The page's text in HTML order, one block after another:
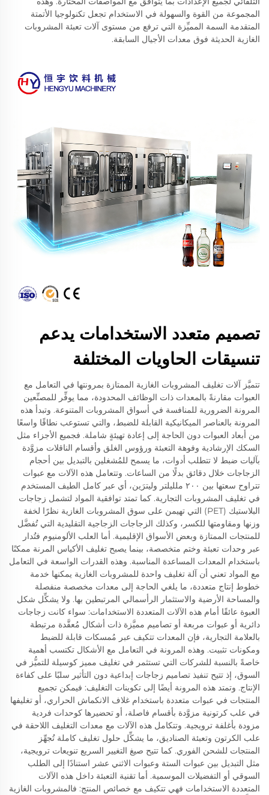
المجموعة من القوة والسهولة في الاستخدام تجعل تكنولوجيا الأتمتة
المتقدمة السمة المميِّزة التي ترفع من مستوى آلات تعبئة المشروبات
الغازية الحديثة فوق معدات الأجيال السابقة.
تصميم متعدد الاستخدامات يدعم
تنسيقات الحاويات المختلفة
تتميَّز آلات تغليف المشروبات الغازية الممتازة بمرونتها في التعامل مع
العبوات مقارنةً بالمعدات ذات الوظائف المحدودة، مما يوفِّر للمصنِّعين
المرونة الضرورية للمنافسة في أسواق المشروبات المتنوعة. وتبدأ هذه
المرونة بالعناصر الميكانيكية القابلة للضبط، والتي تستوعب نطاقًا واسعًا
من أبعاد العبوات دون الحاجة إلى إعادة تهيئةٍ شاملة. فجميع الأجزاء مثل
السكك الإرشادية وفوهة التعبئة ورؤوس الغلق وأقسام الناقلات مزوَّدة
بآليات ضبط لا تتطلب أدوات، ما يسمح للمُشغلين بالتبديل بين أحجام
الزجاجات خلال دقائق بدلًا من الساعات. وتتعامل هذه الآلات مع عبوات
تتراوح سعتها بين ٢٠٠ ملليلتر وليترَين، أي عبر كامل الطيف المستخدم
في تغليف المشروبات التجارية. كما تمتد توافقية المواد لتشمل زجاجات
البلاستيك (PET) التي تهيمن على سوق المشروبات الغازية نظرًا لخفة
وزنها ومقاومتها للكسر، وكذلك الزجاجات الزجاجية التقليدية التي تُفضَّل
للمنتجات الممتازة وبعض الأسواق الإقليمية. أما العلب الألومنيوم فتُدار
عبر وحدات تعبئة وختم متخصصة، بينما يصبح تغليف الأكياس المرنة ممكنًا
باستخدام المعدات المساعدة المناسبة. وهذه القدرات الواسعة في التعامل
مع المواد تعني أن آلة تغليف واحدة للمشروبات الغازية يمكنها خدمة
خطوط إنتاج متعددة، ما يلغي الحاجة إلى معدات مخصصة منفصلة
والمساحة الأرضية والاستثمار الرأسمالي المرتبطين بها. ولا يشكِّل شكل
العبوة عائقًا أمام هذه الآلات المتعددة الاستخدامات: سواء كانت زجاجات
دائرية أو عبوات مربعة أو تصاميم مميَّزة ذات أشكال مُعقَّدة مرتبطة
بالعلامة التجارية، فإن المعدات تتكيف عبر مُمسكات قابلة للضبط
ومكونات تثبيت. وهذه المرونة في التعامل مع الأشكال تكتسب أهمية
خاصةً بالنسبة للشركات التي تستثمر في تغليف مميز كوسيلة للتميُّز في
السوق، إذ تتيح تنفيذ تصاميم زجاجات إبداعية دون التأثير سلبًا على كفاءة
الإنتاج. وتمتد هذه المرونة أيضًا إلى تكوينات التغليف: فيمكن تجميع
المنتجات في عبوات متعددة باستخدام غلاف الانكماش الحراري، أو تغليفها
في علب كرتونية مزوَّدة بأقسام فاصلة، أو تحضيرها كوحدات فردية
مزودة بأغلفة ترويجية. وتتكامل هذه الآلات مع معدات التغليف اللاحقة في
علب الكرتون وتعبئة الصناديق، ما يشكِّل حلول تغليف كاملة تُجهِّز
المنتجات للشحن الفوري. كما تتيح صيغ التغيير السريع تنويعات ترويجية،
مثل التبديل بين عبوات الستة وعبوات الاثني عشر استنادًا إلى الطلب
السوقي أو التفضيلات الموسمية. أما تقنية التعبئة داخل هذه الآلات
المتعددة الاستخدامات فهي تتكيف مع خصائص المنتج: فالمشروبات الغازية